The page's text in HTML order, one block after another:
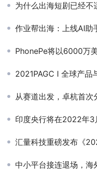
为什么出海短剧已经不
作业帮出海：上线AI助
PhonePe将以6000万
2021PAGC I 全球产品与
从赛道出发，卓杭首次分享全球
印度央行将在2022年3月31日
汇量科技重磅发布《
中小平台接连退场，海